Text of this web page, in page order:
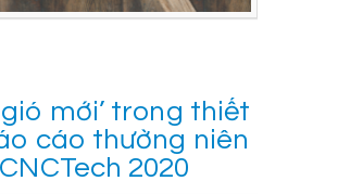
gió mới’ trong thiết
cáo thường niên
CNCTech 2020